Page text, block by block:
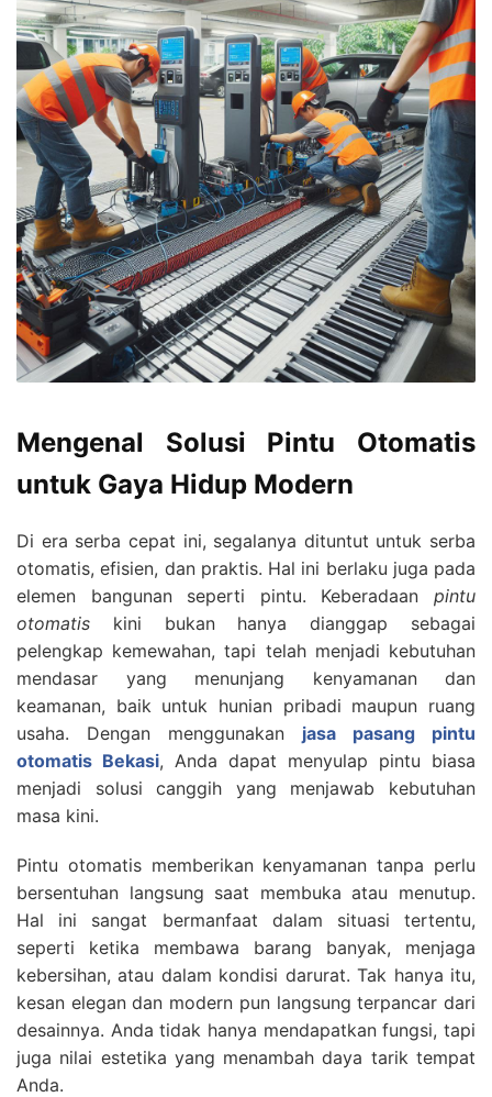
Mengenal Solusi Pintu Otomatis
untuk Gaya Hidup Modern
Di era serba cepat ini, segalanya dituntut untuk serba
otomatis, efisien, dan praktis. Hal ini berlaku juga pada
elemen bangunan seperti pintu. Keberadaan pintu
otomatis kini bukan hanya dianggap sebagai
pelengkap kemewahan, tapi telah menjadi kebutuhan
mendasar yang menunjang kenyamanan dan
keamanan, baik untuk hunian pribadi maupun ruang
usaha. Dengan menggunakan jasa pasang pintu
otomatis Bekasi, Anda dapat menyulap pintu biasa
menjadi solusi canggih yang menjawab kebutuhan
masa kini.
Pintu otomatis memberikan kenyamanan tanpa perlu
bersentuhan langsung saat membuka atau menutup.
Hal ini sangat bermanfaat dalam situasi tertentu,
seperti ketika membawa barang banyak, menjaga
kebersihan, atau dalam kondisi darurat. Tak hanya itu,
kesan elegan dan modern pun langsung terpancar dari
desainnya. Anda tidak hanya mendapatkan fungsi, tapi
juga nilai estetika yang menambah daya tarik tempat
Anda.